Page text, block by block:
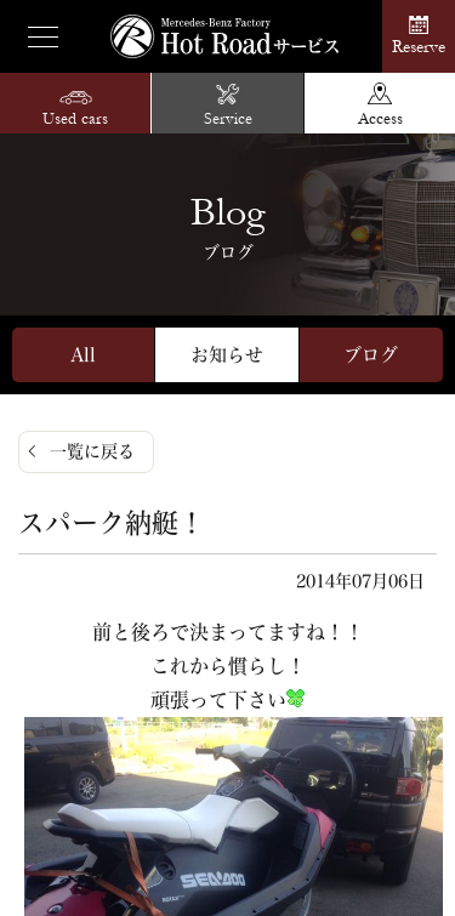
Reserve
Used cars Service Access
Blog
ブログ
All お知らせ ブログ
一覧に戻る
スパーク納艇！
2014年07月06日
前と後ろで決まってますね！！
これから慣らし！
頑張って下さい